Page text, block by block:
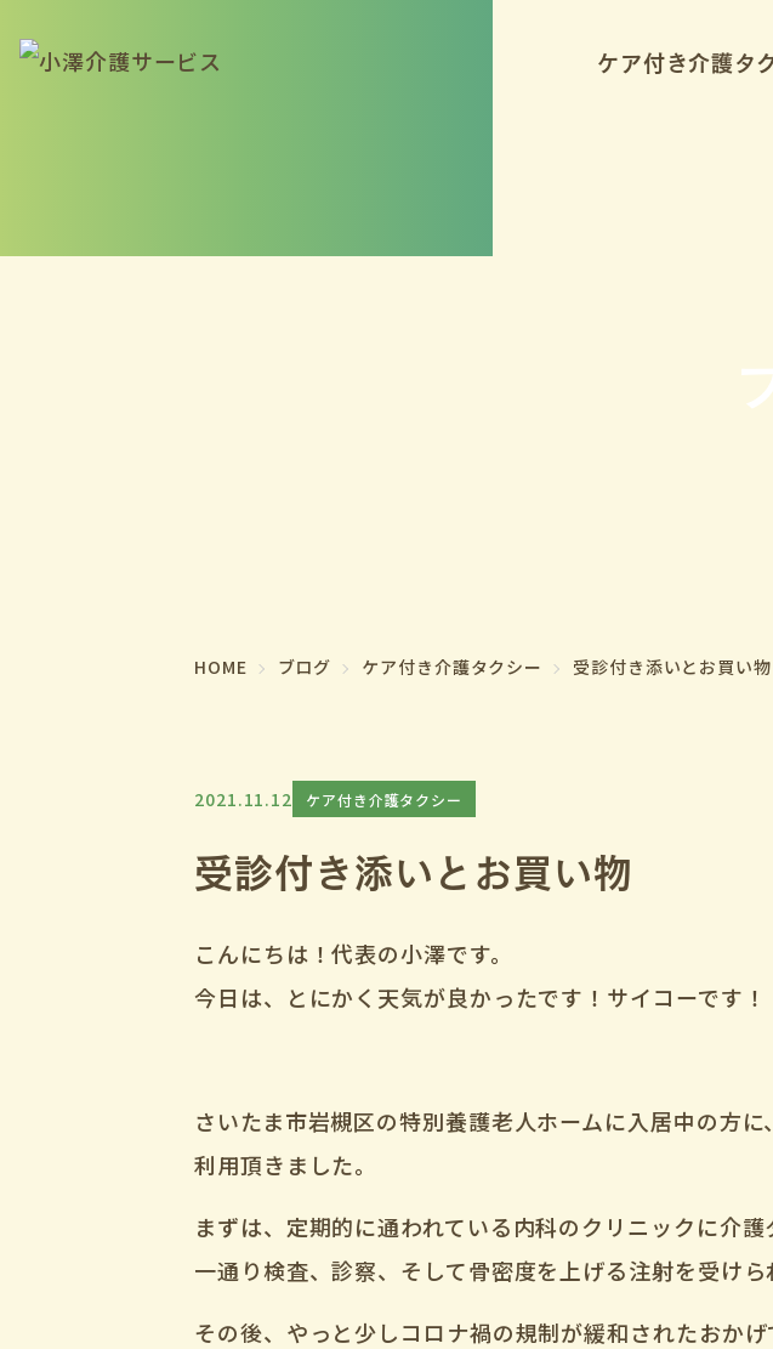
ケア付き介護タ
さいたま本部 048-788-1182 048-782-9650
HOME ブログ ケア付き介護タクシー 受診付き添いとお買い物
2021.11.12 ケア付き介護タクシー
受診付き添いとお買い物
こんにちは！代表の小澤です。
今日は、とにかく天気が良かったです！サイコーです！
さいたま市岩槻区の特別養護老人ホームに入居中の方
利用頂きました。
まずは、定期的に通われている内科のクリニックに介護
一通り検査、診察、そして骨密度を上げる注射を受けら
その後、やっと少しコロナ禍の規制が緩和されたおか